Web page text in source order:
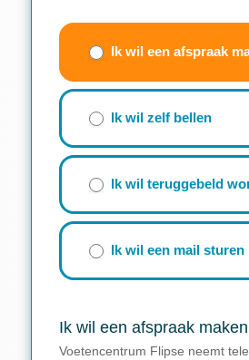
Contactwizzard
(beknopt
formulier)
Ik wil een afspraak
Ik wil zelf bellen
Ik wil teruggebeld
Ik wil een mail sturen
Ik wil een afspraak maken
Voetencentrum Flipse neemt